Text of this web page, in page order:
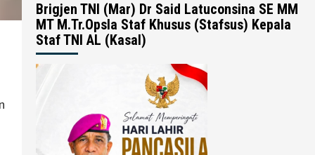
Brigjen TNI (Mar) Dr Said Latuconsina SE MM
MT M.Tr.Opsla Staf Khusus (Stafsus) Kepala
Staf TNI AL (Kasal)